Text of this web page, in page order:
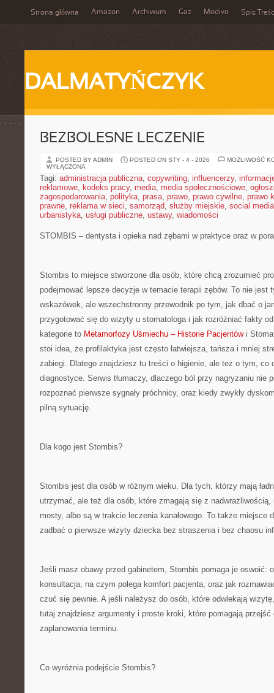
Strona główna Amazon Archiwum Gaz Modivo Spis
DALMATYŃCZYK
BEZBOLESNE LECZENIE
POSTED BY ADMIN POSTED ON STY - 4 - 2026
MOŻLIWOŚĆ
WYŁĄCZONA
Tagi: administracja publiczna, copywriting, influencerzy,
reklamowe, kodeks pracy, media, media społecznościowe,
zagospodarowania, polityka, prasa, prawo, prawo cywilne, prawo
prawne, reklama w sieci, samorząd, służby miejskie, social media
urbanistyka, usługi publiczne, ustawy, wiadomości
STOMBIS – dentysta i opieka nad zębami w praktyce oraz w
Stombis to miejsce stworzone dla osób, które chcą zrozumieć
podejmować lepsze decyzje w temacie terapii zębów. To nie jest
wskazówek, ale wszechstronny przewodnik po tym, jak dbać o
przygotować się do wizyty u stomatologa i jak rozróżniać fakty
kategorie to Metamorfozy Uśmiechu – Historie Pacjentówi
stoi idea, że profilaktyka jest często łatwiejsza, tańsza i mniej
zabiegi. Dlatego znajdziesz tu treści o higienie, ale też o tym, co
diagnostyce. Serwis tłumaczy, dlaczego ból przy nagryzaniu nie
rozpoznać pierwsze sygnały próchnicy, oraz kiedy zwykły
pilną sytuację.
Dla kogo jest Stombis?
Stombis jest dla osób w różnym wieku. Dla tych, którzy mają
utrzymać, ale też dla osób, które zmagają się z nadwrażliwością,
mosty, albo są w trakcie leczenia kanałowego. To także miejsce
zadbać o pierwsze wizyty dziecka bez straszenia i bez chaosu
Jeśli masz obawy przed gabinetem, Stombis pomaga je oswoić:
konsultacja, na czym polega komfort pacjenta, oraz jak
czuć się pewnie. A jeśli należysz do osób, które odwlekają
tutaj znajdziesz argumenty i proste kroki, które pomagają przejść
zaplanowania terminu.
Co wyróżnia podejście Stombis?